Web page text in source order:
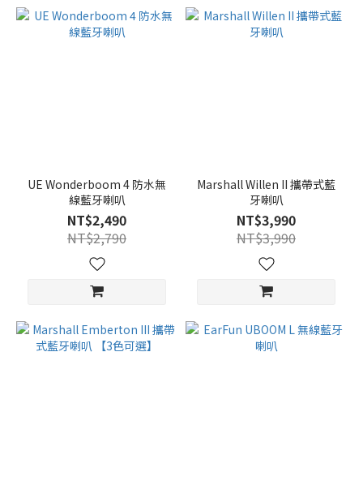
Range
UE Wonderboom 4 防水無
線藍牙喇叭
NT$2,490
NT$2,790
Marshall Willen II 攜帶式藍
牙喇叭
NT$3,990
NT$3,990